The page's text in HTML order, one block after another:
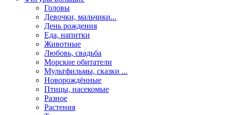
Головы
Девочки, мальчики...
День рождения
Еда, напитки
Животные
Любовь, свадьба
Морские обитатели
Мультфильмы, сказки ...
Новорождённые
Птицы, насекомые
Разное
Растения